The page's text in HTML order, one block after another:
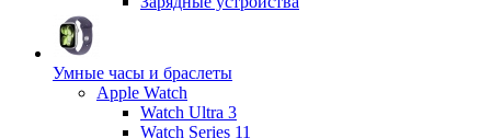
Умные часы и браслеты
Apple Watch
Watch Ultra 3
Watch Series 11